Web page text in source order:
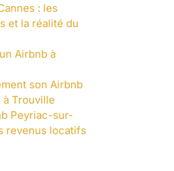
: les
et la réalité du
Airbnb à
son Airbnb
Trouville
Peyriac-sur-
revenus locatifs